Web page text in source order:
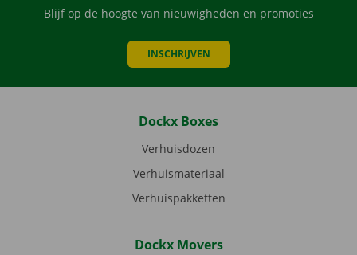
Blijf op de hoogte van nieuwigheden en promoties
INSCHRIJVEN
Dockx Boxes
Verhuisdozen
Verhuismateriaal
Verhuispakketten
Dockx Movers